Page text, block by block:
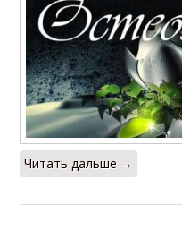
Читать дальше →